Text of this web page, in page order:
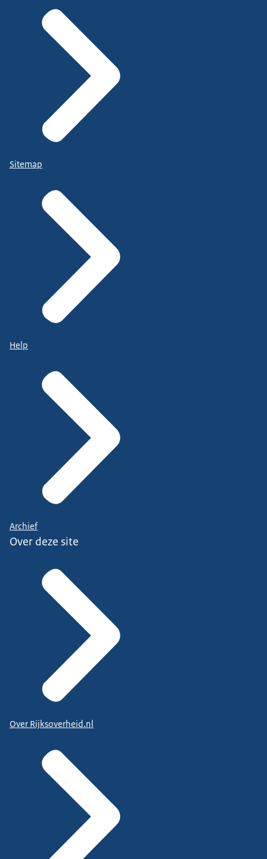
Sitemap
Help
Archief
Over deze site
Over Rijksoverheid.nl